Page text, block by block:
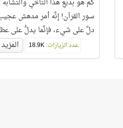
سور القرآن! إنَّه أمر مدهش
دلَّ على شيء، فإنَّما يدلُّ على
سبحانه وتعالى المصوِّر
عدد الزيارات:18.9K